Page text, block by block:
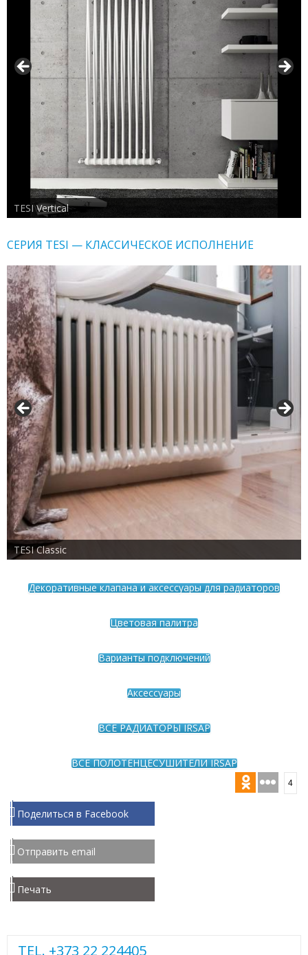
TESI Vertical
СЕРИЯ TESI — КЛАССИЧЕСКОЕ ИСПОЛНЕНИЕ
TESI Classic
Декоративные клапана и аксессуары для радиаторов
Цветовая палитра
Варианты подключений
Аксессуары
ВСЕ РАДИАТОРЫ IRSAP
ВСЕ ПОЛОТЕНЦЕСУШИТЕЛИ IRSAP
4
Поделиться в Facebook
Отправить email
Печать
TEL. +373 22 224405